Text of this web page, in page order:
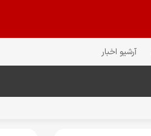
آرشیو اخبار